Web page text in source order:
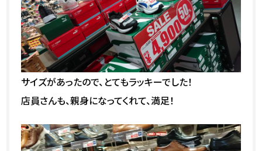
サイズがあったので、とてもラッキーでした！
店員さんも、親身になってくれて、満足！